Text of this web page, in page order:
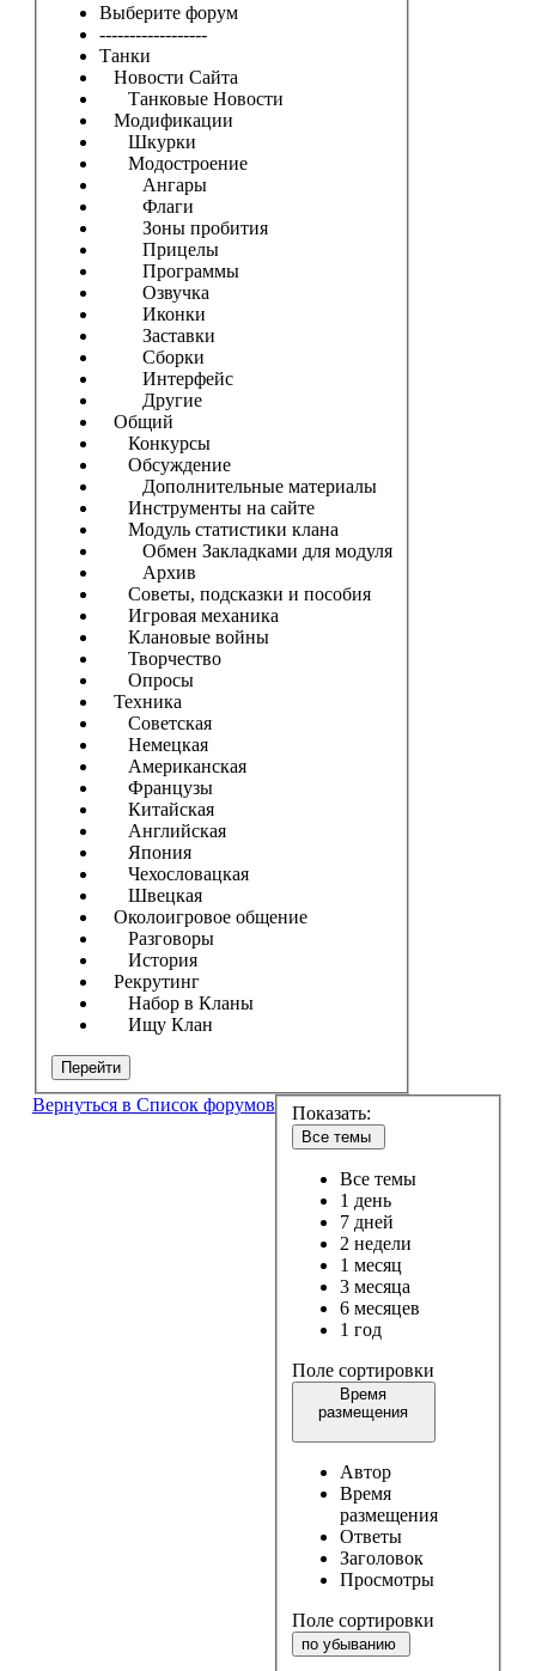
Выберите форум
------------------
Танки
Новости Сайта
Танковые Новости
Модификации
Шкурки
Модостроение
Ангары
Флаги
Зоны пробития
Прицелы
Программы
Озвучка
Иконки
Заставки
Сборки
Интерфейс
Другие
Общий
Конкурсы
Обсуждение
Дополнительные материалы
Инструменты на сайте
Модуль статистики клана
Обмен Закладками для модуля
Архив
Советы, подсказки и пособия
Игровая механика
Клановые войны
Творчество
Опросы
Техника
Советская
Немецкая
Американская
Французы
Китайская
Английская
Япония
Чехословацкая
Швецкая
Околоигровое общение
Разговоры
История
Рекрутинг
Набор в Кланы
Ищу Клан
Перейти
Вернуться в Список форумов Показать:
Все темы
Все темы
1 день
7 дней
2 недели
1 месяц
3 месяца
6 месяцев
1 год
Поле сортировки
Время
размещения
Автор
Время
размещения
Ответы
Заголовок
Просмотры
Поле сортировки
по убыванию